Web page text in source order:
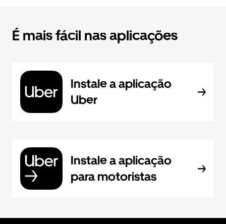
É mais fácil nas aplicações
Instale a aplicação
Uber
Instale a aplicação
para motoristas